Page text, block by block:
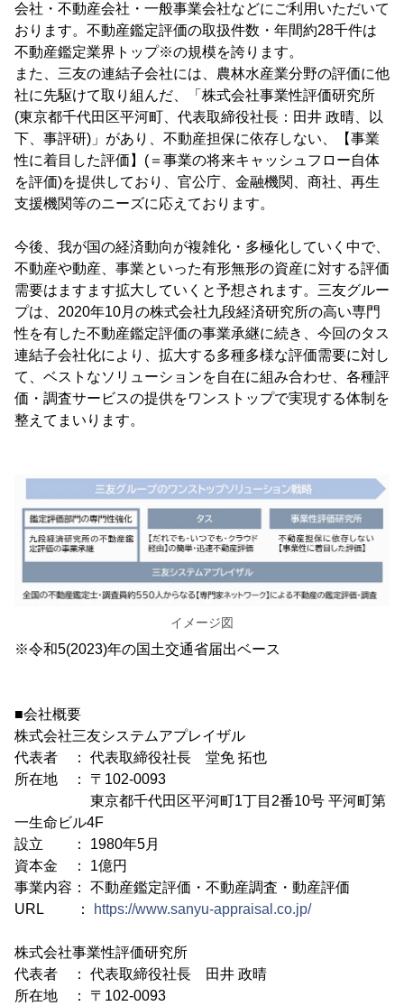
会社・不動産会社・一般事業会社などにご利用いただいて
おります。不動産鑑定評価の取扱件数・年間約28千件は
不動産鑑定業界トップ※の規模を誇ります。
また、三友の連結子会社には、農林水産業分野の評価に他
社に先駆けて取り組んだ、「株式会社事業性評価研究所
(東京都千代田区平河町、代表取締役社長：田井 政晴、以
下、事評研)」があり、不動産担保に依存しない、【事業
性に着目した評価】(＝事業の将来キャッシュフロー自体
を評価)を提供しており、官公庁、金融機関、商社、再生
支援機関等のニーズに応えております。
今後、我が国の経済動向が複雑化・多極化していく中で、
不動産や動産、事業といった有形無形の資産に対する評価
需要はますます拡大していくと予想されます。三友グルー
プは、2020年10月の株式会社九段経済研究所の高い専門
性を有した不動産鑑定評価の事業承継に続き、今回のタス
連結子会社化により、拡大する多種多様な評価需要に対し
て、ベストなソリューションを自在に組み合わせ、各種評
価・調査サービスの提供をワンストップで実現する体制を
整えてまいります。
イメージ図
※令和5(2023)年の国土交通省届出ベース
■会社概要
株式会社三友システムアプレイザル
代表者 ： 代表取締役社長 堂免 拓也
所在地 ： 〒102-0093
東京都千代田区平河町1丁目2番10号 平河町第
一生命ビル4F
設立 ： 1980年5月
資本金 ： 1億円
事業内容： 不動産鑑定評価・不動産調査・動産評価
URL ：
https://www.sanyu-appraisal.co.jp/
株式会社事業性評価研究所
代表者 ： 代表取締役社長 田井 政晴
所在地 ： 〒102-0093